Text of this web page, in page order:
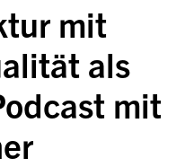
mit
als
mit